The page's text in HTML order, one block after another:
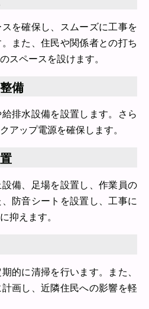
を確保し、スムーズに工事を
また、住民や関係者との打ち
スペースを設けます。
備
排水設備を設置します。さら
アップ電源を確保します。
備、足場を設置し、作業員の
防音シートを設置し、工事に
抑えます。
的に清掃を行います。また、
画し、近隣住民への影響を軽